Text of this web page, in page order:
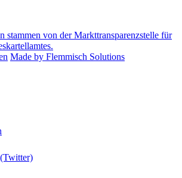
stammen von der Markttransparenzstelle für
Made by Flemmisch Solutions